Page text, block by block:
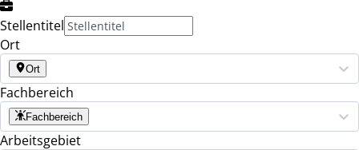
Stellentitel
Ort
Ort
Fachbereich
Fachbereich
Arbeitsgebiet